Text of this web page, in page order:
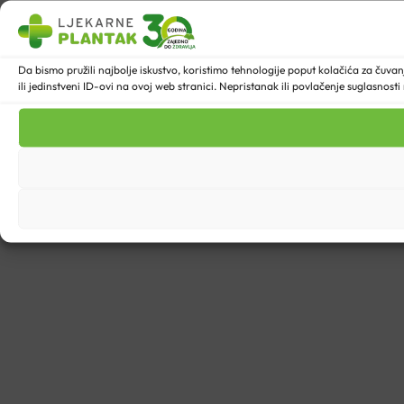
Da bismo pružili najbolje iskustvo, koristimo tehnologije poput kolačića za
ili jedinstveni ID-ovi na ovoj web stranici. Nepristanak ili povlačenje